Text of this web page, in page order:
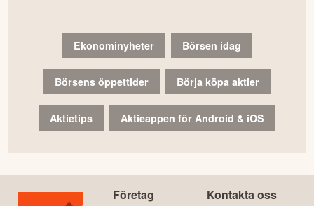
Ekonominyheter Börsen idag
Börsens öppettider Börja köpa aktier
Aktietips Aktieappen för Android & iOS
Företag Kontakta oss